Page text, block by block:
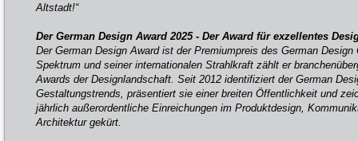
Altstadt!“
Der German Design Award 2025 - Der Award für exzellentes
Der German Design Award ist der Premiumpreis des German
Spektrum und seiner internationalen Strahlkraft zählt er
Awards der Designlandschaft. Seit 2012 identifiziert der German
Gestaltungstrends, präsentiert sie einer breiten Öffentlichkeit und
jährlich außerordentliche Einreichungen im Produktdesign,
Architektur gekürt.